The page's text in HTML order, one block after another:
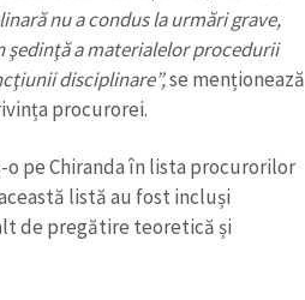
nu a condus la urmări grave,
şedinţă a materialelor procedurii
disciplinare”,se menționează
procurorei.
pe Chiranda în lista procurorilor
listă au fost incluși
de pregătire teoretică și